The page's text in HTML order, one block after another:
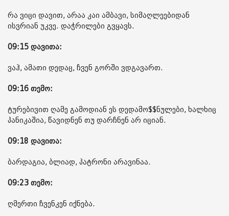
რა ვიცი დავით, არაა კაი ამბავი, სიმაღლეებიდან
ისვრიან უკვე. დაჭრილები გვყავს.
09:15 დავითა:
ვაჰ, ამათი დედაც, ჩვენ გორში ვდგავართ.
09:16 თემო:
ტურებივით ღამე გამოდიან ეს დედამო$$ნულები, ხალხიც
პანიკაშია, წავიდნენ თუ დარჩნენ არ იციან.
09:18 დავითა:
ბარდაგია, ბლიად, პატრონი არავინაა.
09:23 თემო:
ღმერთი ჩვენკენ იქნება.